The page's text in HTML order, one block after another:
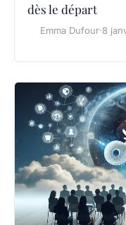
dès le départ
Emma Dufour·8